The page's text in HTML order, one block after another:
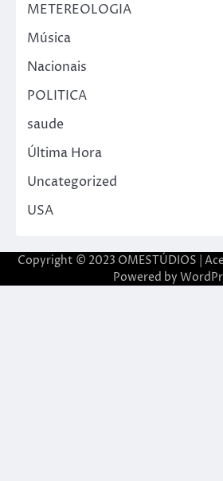
METEREOLOGIA
Música
Nacionais
POLITICA
saude
Última Hora
Uncategorized
USA
Copyright © 2023 OMESTÚDIOS |
Powered by